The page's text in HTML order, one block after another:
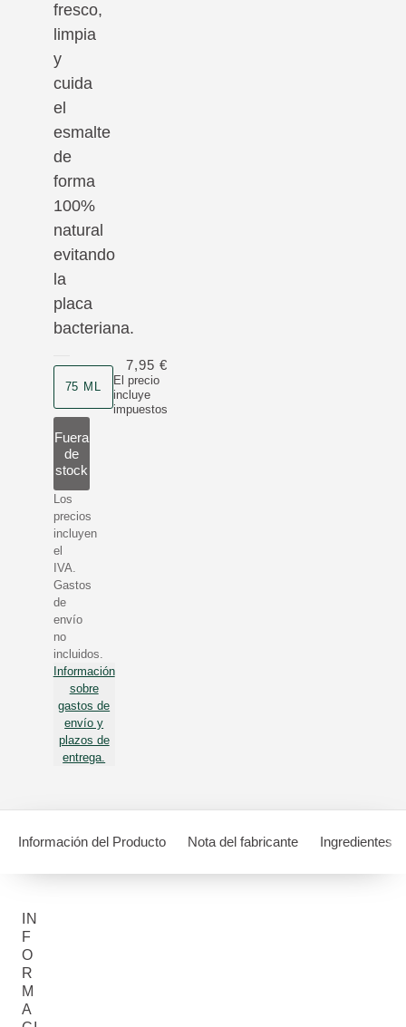
fresco,
limpia
y
cuida
el
esmalte
de
forma
100%
natural
evitando
la
placa
bacteriana.
75 ML
El precio
incluye
impuestos
7,95 €
Fuera
de
stock
Los
precios
incluyen
el
IVA.
Gastos
de
envío
no
incluidos.
Información
sobre
gastos de
envío y
plazos de
entrega.
Información del Producto Nota del fabricante Ingredientes
IN
F
O
R
M
A